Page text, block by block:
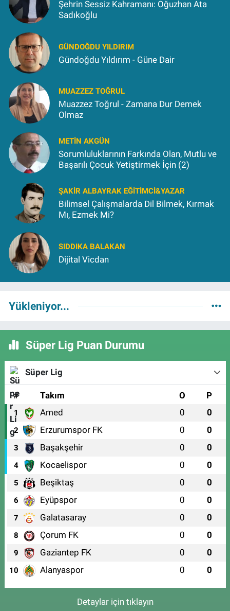
Şehrin Sessiz Kahramanı: Oğuzhan Ata
Sadıkoğlu
GÜNDOĞDU YILDIRIM
Gündoğdu Yıldırım - Güne Dair
MUAZZEZ TOĞRUL
Muazzez Toğrul - Zamana Dur Demek
Olmaz
METIN AKGÜN
Sorumluluklarının Farkında Olan, Mutlu ve
Başarılı Çocuk Yetiştirmek İçin (2)
ŞAKIR ALBAYRAK EĞITIMCI&YAZAR
Bilimsel Çalışmalarda Dil Bilmek, Kırmak
Mı, Ezmek Mi?
SIDDIKA BALAKAN
Dijital Vicdan
Yükleniyor...
Süper Lig Puan Durumu
Süper Lig
# Takım O P
1 Amed 0 0
2 Erzurumspor FK 0 0
3 Başakşehir 0 0
4 Kocaelispor 0 0
5 Beşiktaş 0 0
6 Eyüpspor 0 0
7 Galatasaray 0 0
8 Çorum FK 0 0
9 Gaziantep FK 0 0
10 Alanyaspor 0 0
Detaylar için tıklayın